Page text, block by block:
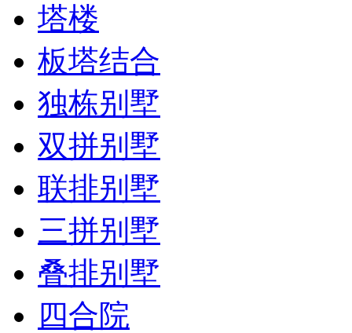
塔楼
板塔结合
独栋别墅
双拼别墅
联排别墅
三拼别墅
叠排别墅
四合院